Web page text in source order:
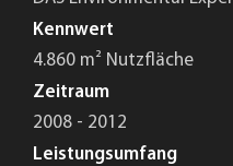
Kennwert
4.860 m² Nutzfläche
Zeitraum
2008 - 2012
Leistungsumfang